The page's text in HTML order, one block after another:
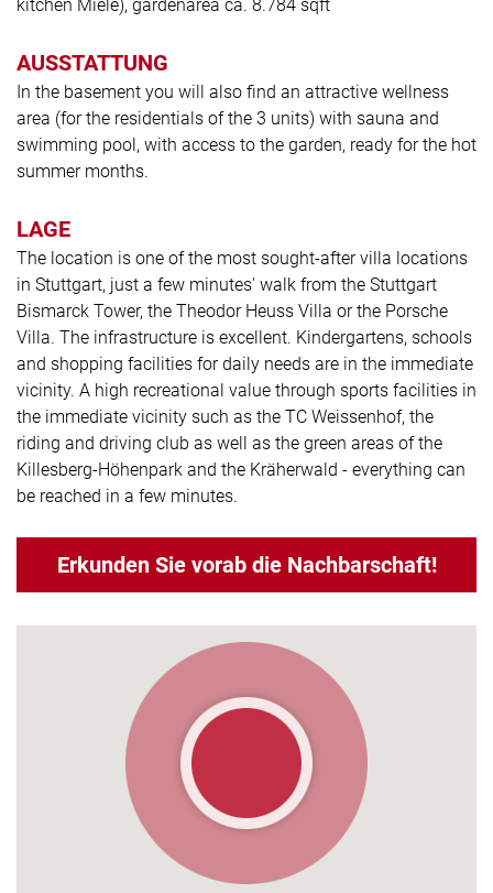
kitchen Miele), gardenarea ca. 8.784 sqft
AUSSTATTUNG
In the basement you will also find an attractive wellness
area (for the residentials of the 3 units) with sauna and
swimming pool, with access to the garden, ready for the hot
summer months.
LAGE
The location is one of the most sought-after villa locations
in Stuttgart, just a few minutes' walk from the Stuttgart
Bismarck Tower, the Theodor Heuss Villa or the Porsche
Villa. The infrastructure is excellent. Kindergartens, schools
and shopping facilities for daily needs are in the immediate
vicinity. A high recreational value through sports facilities in
the immediate vicinity such as the TC Weissenhof, the
riding and driving club as well as the green areas of the
Killesberg-Höhenpark and the Kräherwald - everything can
be reached in a few minutes.
Erkunden Sie vorab die Nachbarschaft!